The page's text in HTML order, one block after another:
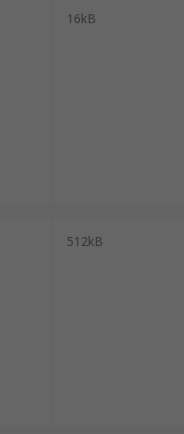
16kB
512kB